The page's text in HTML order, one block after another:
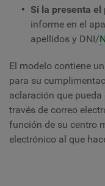
Si la presenta
informe en el
apellidos y DNI/
El modelo contiene
para su
aclaración que pueda
través de correo
función de su centro
electrónico al que